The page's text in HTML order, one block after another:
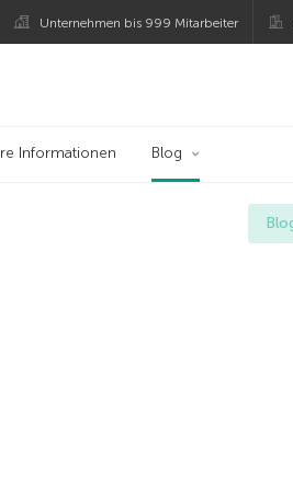
Unternehmen bis 999 Mitarbeiter
Informationen Blog